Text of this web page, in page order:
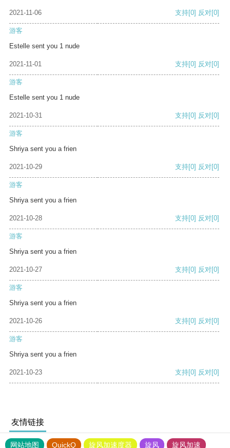
2021-11-06 支持[0] 反对[0]
游客
Estelle sent you 1 nude
2021-11-01 支持[0] 反对[0]
游客
Estelle sent you 1 nude
2021-10-31 支持[0] 反对[0]
游客
Shriya sent you a frien
2021-10-29 支持[0] 反对[0]
游客
Shriya sent you a frien
2021-10-28 支持[0] 反对[0]
游客
Shriya sent you a frien
2021-10-27 支持[0] 反对[0]
游客
Shriya sent you a frien
2021-10-26 支持[0] 反对[0]
游客
Shriya sent you a frien
2021-10-23 支持[0] 反对[0]
友情链接
网站地图 QuickQ 旋风加速度器 旋风 旋风加速